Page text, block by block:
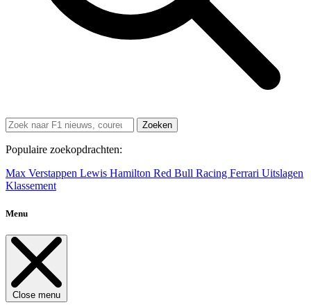
Zoeken
Populaire zoekopdrachten:
Max Verstappen Lewis Hamilton Red Bull Racing Ferrari Uitslagen
Klassement
Menu
Close menu